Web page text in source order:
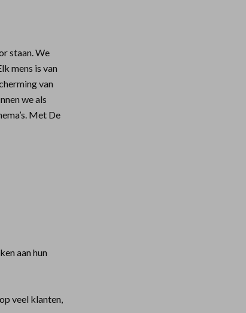
staan. We
mens is van
van
we als
Met De
aan hun
veel klanten,